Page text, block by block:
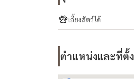
เลี้ยงสัตว์ได้
ตำแหน่งและที่ตั้ง